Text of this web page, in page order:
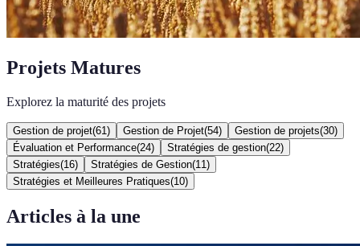
Projets Matures
Explorez la maturité des projets
Gestion de projet(61 ) Gestion de Projet(54) Gestion de projets(30)
Évaluation et Performance(24) Stratégies de gestion(22)
Stratégies(16) Stratégies de Gestion(11 )
Stratégies et Meilleures Pratiques(10)
Articles à la une